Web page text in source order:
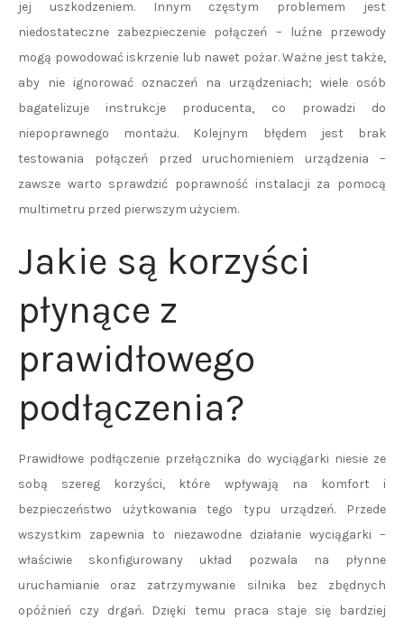
jej uszkodzeniem. Innym częstym problemem jest
niedostateczne zabezpieczenie połączeń – luźne przewody
mogą powodować iskrzenie lub nawet pożar. Ważne jest także,
aby nie ignorować oznaczeń na urządzeniach; wiele osób
bagatelizuje instrukcje producenta, co prowadzi do
niepoprawnego montażu. Kolejnym błędem jest brak
testowania połączeń przed uruchomieniem urządzenia –
zawsze warto sprawdzić poprawność instalacji za pomocą
multimetru przed pierwszym użyciem.
Jakie są korzyści
płynące z
prawidłowego
podłączenia?
Prawidłowe podłączenie przełącznika do wyciągarki niesie ze
sobą szereg korzyści, które wpływają na komfort i
bezpieczeństwo użytkowania tego typu urządzeń. Przede
wszystkim zapewnia to niezawodne działanie wyciągarki –
właściwie skonfigurowany układ pozwala na płynne
uruchamianie oraz zatrzymywanie silnika bez zbędnych
opóźnień czy drgań. Dzięki temu praca staje się bardziej